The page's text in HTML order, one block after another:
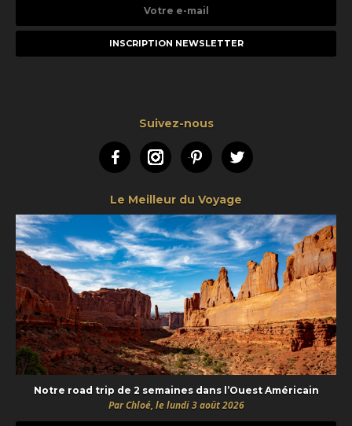
e-
Suivez-nous
FacebookInstagramPinterestTwitter
Le Meilleur du Voyage
Notre road trip de 2 semaines dans l’Ouest Américain
Par Chloé, le lundi 3 août 2026